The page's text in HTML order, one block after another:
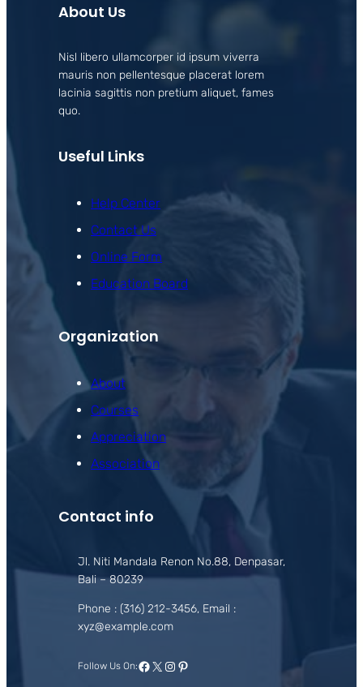
About Us
Nisl libero ullamcorper id ipsum viverra
mauris non pellentesque placerat lorem
lacinia sagittis non pretium aliquet, fames
quo.
Useful Links
Help Center
Contact Us
Online Form
Education Board
Organization
About
Courses
Appreciation
Association
Contact info
Jl. Niti Mandala Renon No.88, Denpasar,
Bali – 80239
Phone : (316) 212-3456, Email :
xyz@example.com
Follow Us On:Facebook
X Instagram
Pinterest